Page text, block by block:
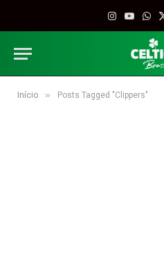
Instagram
Início » Posts Tagged "Clippers"